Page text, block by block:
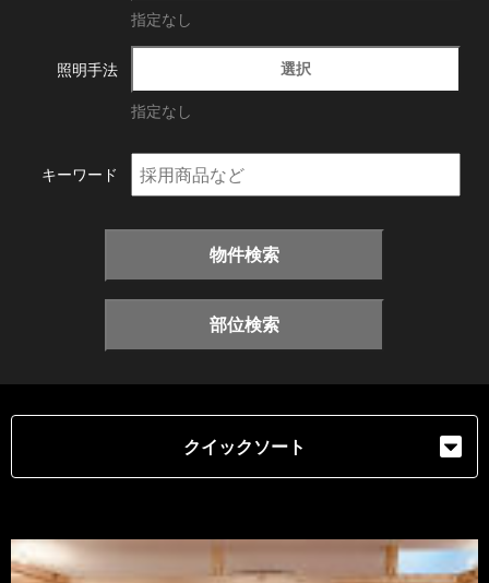
指定なし
照明手法 選択
指定なし
キーワード
物件検索
部位検索
クイックソート